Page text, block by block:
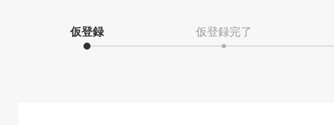
仮登録 仮登録完了